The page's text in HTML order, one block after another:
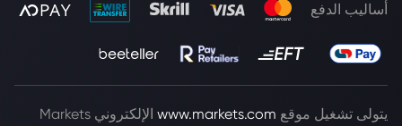
أساليب الدفع
يتولى تشغيل موقع www.markets.com
الإلكتروني Markets